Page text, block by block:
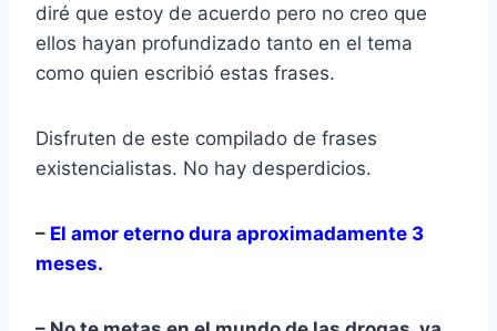
diré que estoy de acuerdo pero no creo que
ellos hayan profundizado tanto en el tema
como quien escribió estas frases.
Disfruten de este compilado de frases
existencialistas. No hay desperdicios.
– El amor eterno dura aproximadamente 3
meses.